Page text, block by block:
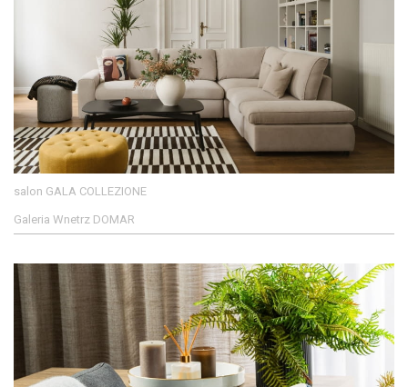
salon GALA COLLEZIONE
Galeria Wnetrz DOMAR